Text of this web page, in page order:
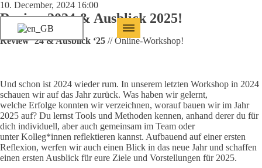
10. December, 2024 16:00
Review 2024 & Ausblick 2025!
Review ‘24 & Ausblick ‘25 // Online-Workshop!
​Und schon ist 2024 wieder rum. In unserem letzten Workshop in 2024
schauen wir auf das Jahr zurück. Was haben wir gelernt,
welche Erfolge konnten wir verzeichnen, worauf bauen wir im Jahr
2025 auf? Du lernst Tools und Methoden kennen, anhand derer du für
dich individuell, aber auch gemeinsam im Team oder
unter Kolleg*innen reflektieren kannst. Aufbauend auf einer ersten
Reflexion, werfen wir auch einen Blick in das neue Jahr und schaffen
einen ersten Ausblick für eure Ziele und Vorstellungen für 2025.